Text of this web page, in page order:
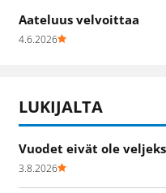
Aateluus velvoittaa
4.6.2026
LUKIJALTA
Vuodet eivät ole
3.8.2026